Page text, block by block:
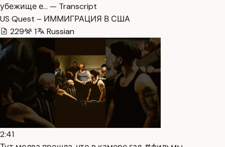
убежище е… — Transcript
US Quest – ИММИГРАЦИЯ В США
229
1 Russian
2:41